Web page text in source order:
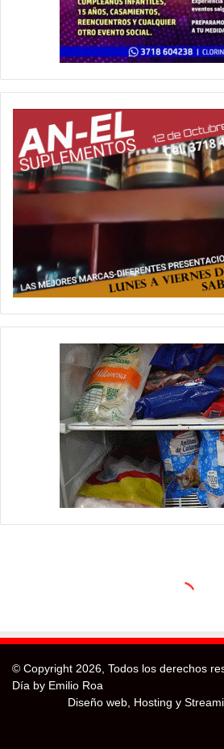
© Copyright 2026, Todos los derechos
Día by Emilio Roa
Diseño web, Hosting y